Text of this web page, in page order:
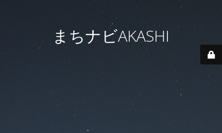
まちナビAKASHI